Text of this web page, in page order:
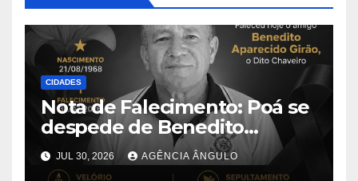
CIDADES
Nota de Falecimento: Poá se
despede de Benedito
Aparecido Girão, o conhecido
“Dito Chaveiro”
JUL 30, 2026 AGÊNCIA ÂNGULO